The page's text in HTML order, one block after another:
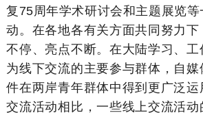
复75周年学术研讨会和主题展览
动。在各地各有关方面共同努力
不停、亮点不断。在大陆学习、
为线下交流的主要参与群体，自
件在两岸青年群体中得到更广泛
交流活动相比，一些线上交流活